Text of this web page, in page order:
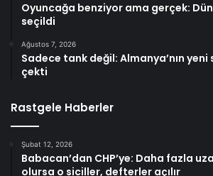
Oyuncağa benziyor ama gerçek:
seçildi
Ağustos 7, 2026
Sadece tank değil: Almanya’nın
çekti
Rastgele Haberler
Şubat 12, 2026
Babacan’dan CHP’ye: Daha fazla
olursa o siciller, defterler açılır